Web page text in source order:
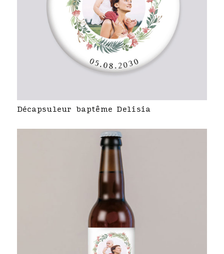
Décapsuleur baptême Delisia